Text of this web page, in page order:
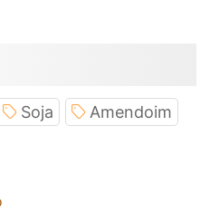
Soja Amendoim